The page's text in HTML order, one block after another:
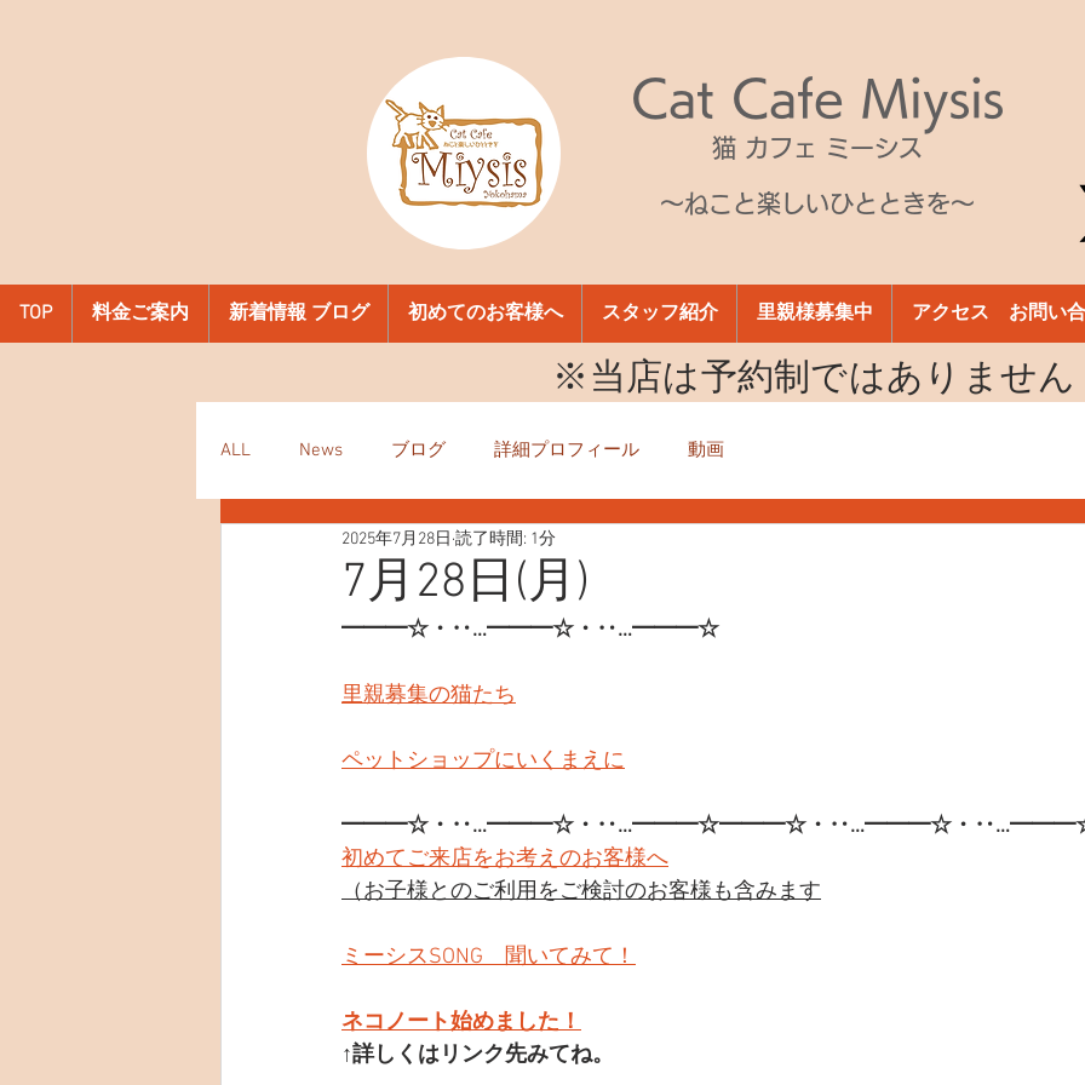
Cat Cafe Miysis
猫 カフェ ミーシス
～ねこと楽しいひとときを～
TOP 料金ご案内 新着情報 ブログ 初めてのお客様へ スタッフ紹介 里親様募集中 アクセス お問い
​※当店は予約制ではありません
ALL News ブログ 詳細プロフィール 動画
7月28日(月)
2025年7月28日 読了時間: 1分
━━━☆・‥…━━━☆・‥…━━━☆
里親募集の猫たち
ペットショップにいくまえに
━━━☆・‥…━━━☆・‥…━━━☆━━━☆・‥…━━━☆・
初めてご来店をお考えのお客様へ
（お子様とのご利用をご検討のお客様も含みます
ミーシスSONG　聞いてみて！
ネコノート始めました！
↑詳しくはリンク先みてね。